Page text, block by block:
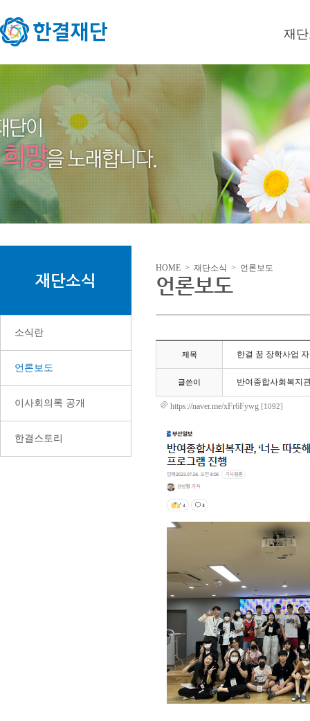
재
이사
미션/
연혁
재단소식
소식란
언론보도
이사회의록 공개
한결스토리
HOME > 재단소식 > 언론보도
언론보도
제목 한결 꿈 장학사업
글쓴이 반여종합사회복지
https://naver.me/xFr6Fywg [1092]